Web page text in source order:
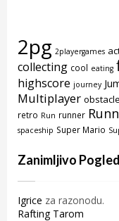
2pg 2playergames
collecting cool eating
highscore journey
Multiplayer
retro Run runner
spaceship Super Mario
Zanimljivo
Igrice za razonodu.
Rafting Tarom